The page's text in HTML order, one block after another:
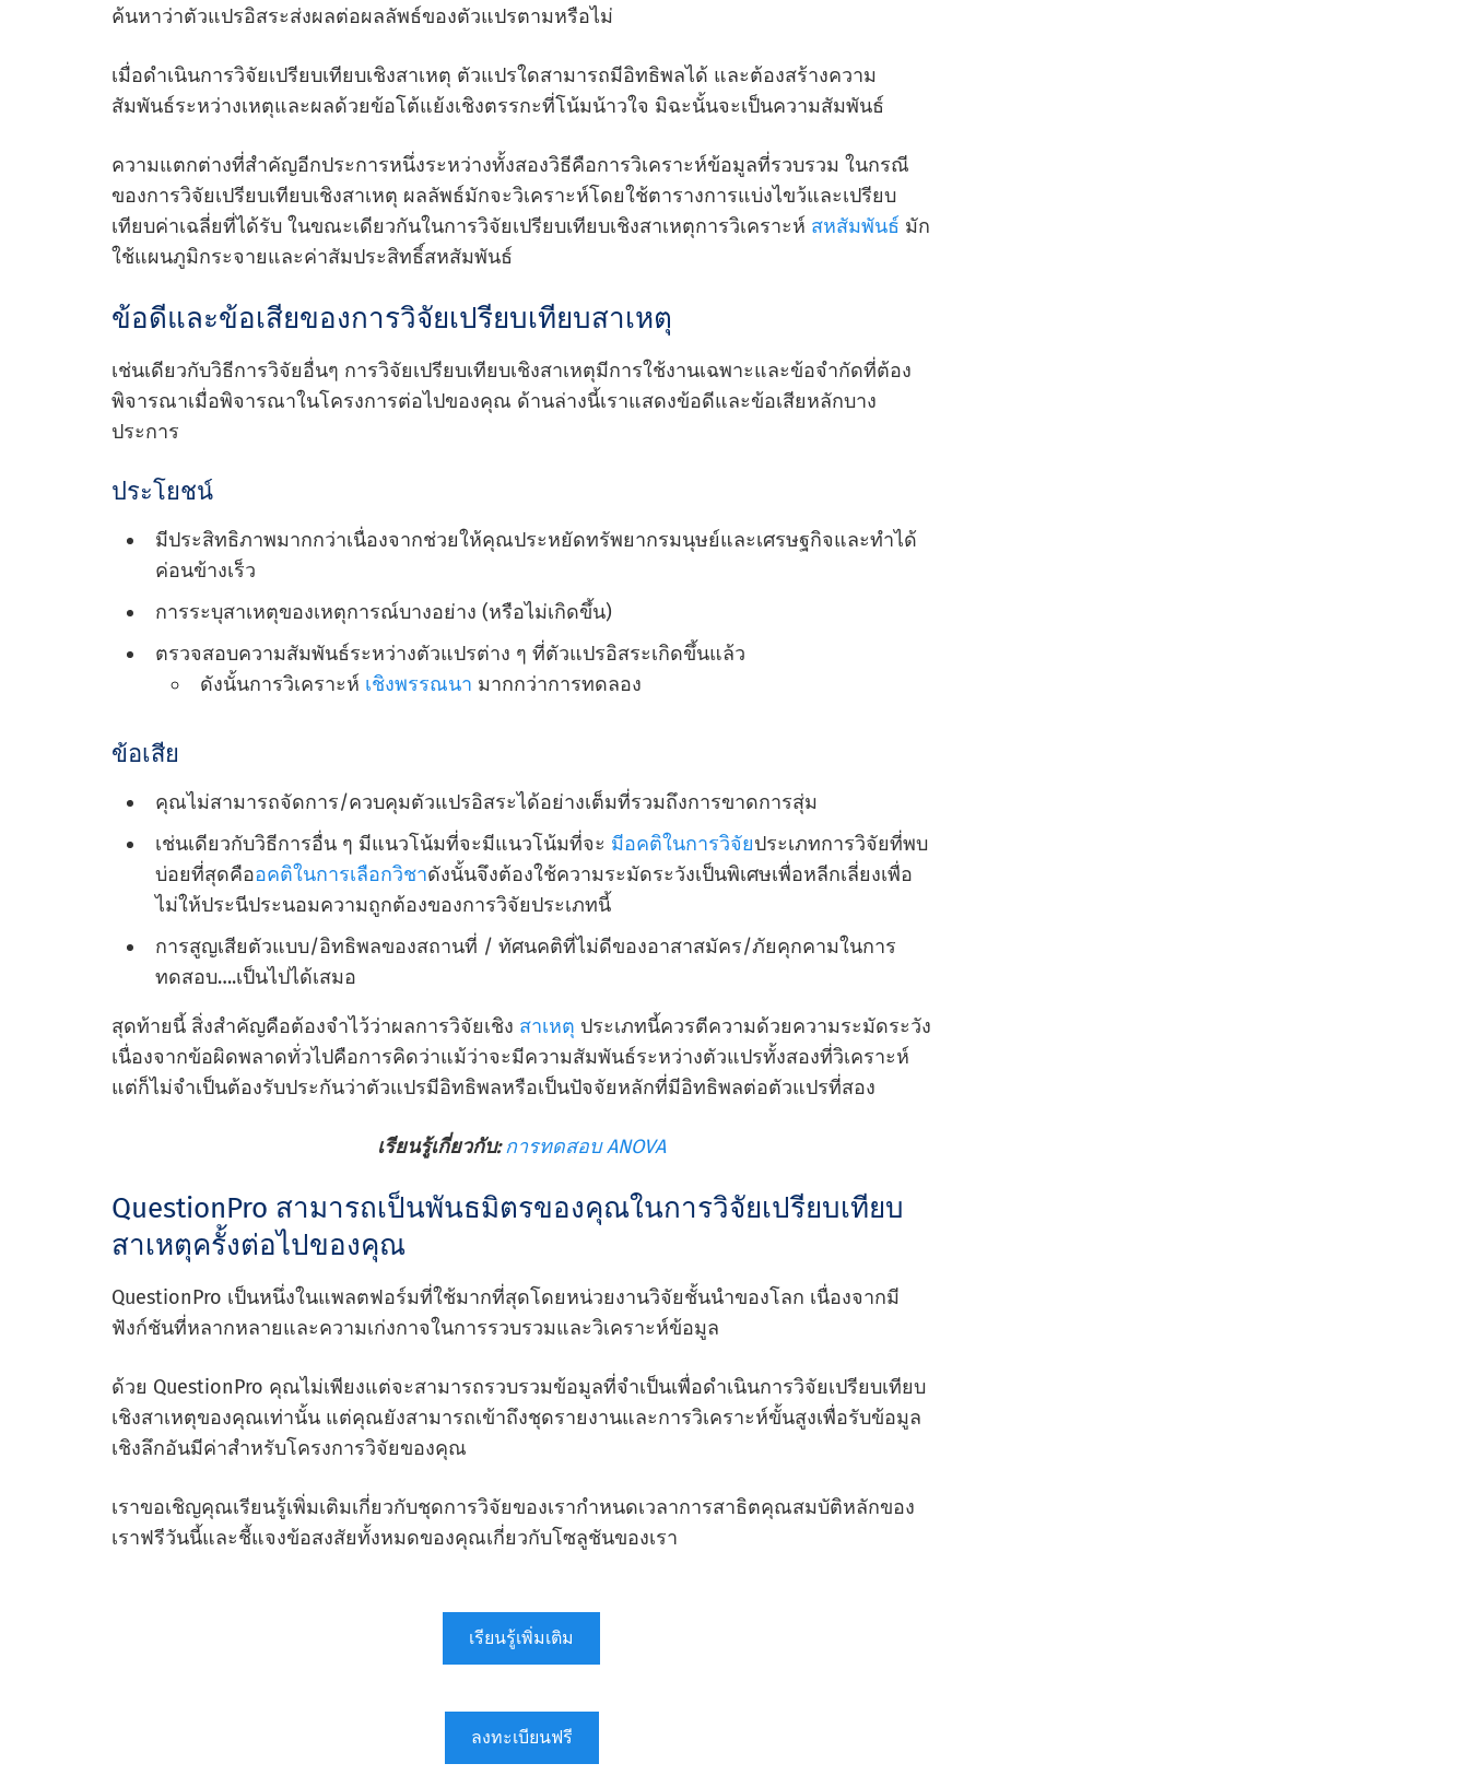
ค้นหาว่าตัวแปรอิสระส่งผลต่อผลลัพธ์ของตัวแปรตามหรือไม่
เมื่อดําเนินการวิจัยเปรียบเทียบเชิงสาเหตุ ตัวแปรใดสามารถมีอิทธิพลได้ และต้องสร้างความ
สัมพันธ์ระหว่างเหตุและผลด้วยข้อโต้แย้งเชิงตรรกะที่โน้มน้าวใจ มิฉะนั้นจะเป็นความสัมพันธ์
ความแตกต่างที่สําคัญอีกประการหนึ่งระหว่างทั้งสองวิธีคือการวิเคราะห์ข้อมูลที่รวบรวม ในกรณี
ของการวิจัยเปรียบเทียบเชิงสาเหตุ ผลลัพธ์มักจะวิเคราะห์โดยใช้ตารางการแบ่งไขว้และเปรียบ
เทียบค่าเฉลี่ยที่ได้รับ ในขณะเดียวกันในการวิจัยเปรียบเทียบเชิงสาเหตุการวิเคราะห์ สหสัมพันธ์ มัก
ใช้แผนภูมิกระจายและค่าสัมประสิทธิ์สหสัมพันธ์
ข้อดีและข้อเสียของการวิจัยเปรียบเทียบสาเหตุ
เช่นเดียวกับวิธีการวิจัยอื่นๆ การวิจัยเปรียบเทียบเชิงสาเหตุมีการใช้งานเฉพาะและข้อจํากัดที่ต้อง
พิจารณาเมื่อพิจารณาในโครงการต่อไปของคุณ ด้านล่างนี้เราแสดงข้อดีและข้อเสียหลักบาง
ประการ
ประโยชน์
มีประสิทธิภาพมากกว่าเนื่องจากช่วยให้คุณประหยัดทรัพยากรมนุษย์และเศรษฐกิจและทําได้
ค่อนข้างเร็ว
การระบุสาเหตุของเหตุการณ์บางอย่าง (หรือไม่เกิดขึ้น)
ตรวจสอบความสัมพันธ์ระหว่างตัวแปรต่าง ๆ ที่ตัวแปรอิสระเกิดขึ้นแล้ว
ดังนั้นการวิเคราะห์ เชิงพรรณนา มากกว่าการทดลอง
ข้อเสีย
คุณไม่สามารถจัดการ/ควบคุมตัวแปรอิสระได้อย่างเต็มที่รวมถึงการขาดการสุ่ม
เช่นเดียวกับวิธีการอื่น ๆ มีแนวโน้มที่จะมีแนวโน้มที่จะ มีอคติในการวิจัยประเภทการวิจัยที่พบ
บ่อยที่สุดคืออคติในการเลือกวิชาดังนั้นจึงต้องใช้ความระมัดระวังเป็นพิเศษเพื่อหลีกเลี่ยงเพื่อ
ไม่ให้ประนีประนอมความถูกต้องของการวิจัยประเภทนี้
การสูญเสียตัวแบบ/อิทธิพลของสถานที่ / ทัศนคติที่ไม่ดีของอาสาสมัคร/ภัยคุกคามในการ
ทดสอบ….เป็นไปได้เสมอ
สุดท้ายนี้ สิ่งสําคัญคือต้องจําไว้ว่าผลการวิจัยเชิง สาเหตุ ประเภทนี้ควรตีความด้วยความระมัดระวัง
เนื่องจากข้อผิดพลาดทั่วไปคือการคิดว่าแม้ว่าจะมีความสัมพันธ์ระหว่างตัวแปรทั้งสองที่วิเคราะห์
แต่ก็ไม่จําเป็นต้องรับประกันว่าตัวแปรมีอิทธิพลหรือเป็นปัจจัยหลักที่มีอิทธิพลต่อตัวแปรที่สอง
เรียนรู้เกี่ยวกับ:การทดสอบ ANOVA
QuestionPro สามารถเป็นพันธมิตรของคุณในการวิจัยเปรียบเทียบ
สาเหตุครั้งต่อไปของคุณ
QuestionPro เป็นหนึ่งในแพลตฟอร์มที่ใช้มากที่สุดโดยหน่วยงานวิจัยชั้นนําของโลก เนื่องจากมี
ฟังก์ชันที่หลากหลายและความเก่งกาจในการรวบรวมและวิเคราะห์ข้อมูล
ด้วย QuestionPro คุณไม่เพียงแต่จะสามารถรวบรวมข้อมูลที่จําเป็นเพื่อดําเนินการวิจัยเปรียบเทียบ
เชิงสาเหตุของคุณเท่านั้น แต่คุณยังสามารถเข้าถึงชุดรายงานและการวิเคราะห์ขั้นสูงเพื่อรับข้อมูล
เชิงลึกอันมีค่าสําหรับโครงการวิจัยของคุณ
เราขอเชิญคุณเรียนรู้เพิ่มเติมเกี่ยวกับชุดการวิจัยของเรากําหนดเวลาการสาธิตคุณสมบัติหลักของ
เราฟรีวันนี้และชี้แจงข้อสงสัยทั้งหมดของคุณเกี่ยวกับโซลูชันของเรา
เรียนรู้เพิ่มเติม
ลงทะเบียนฟรี